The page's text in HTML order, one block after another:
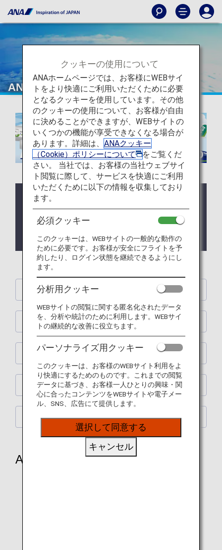
ANA Future Promise Jet & Prop
お知らせ
2023/10/23 ANA Future Promise Jet & Propの特設
サイトにリニューアルしました。
ANA Future Promise Jet & Prop
機内・機体
CO₂ 排出削減
販売グッズ
関連情報
ANA Future Promise Jet & Prop
クッキーの使用について
ANAホームページでは、お客様にWEBサイ
トをより快適にご利用いただくために必要
となるクッキーを使用しています。その他
のクッキーの使用について、お客様が自由
に決めることができますが、WEBサイトの
いくつかの機能が享受できなくなる場合が
あります。詳細は、 ANAクッキー
（Cookie）ポリシーについて
をご覧くだ
さい。 当社では、お客様の当社ウェブサイ
ト閲覧に際して、サービスを快適にご利用
いただくために以下の情報を収集しており
ます。
必須クッキー
このクッキーは、WEBサイトの一般的な動作の
ために必要です。お客様が安全にフライトを予
約したり、ログイン状態を継続できるようにし
ます。
分析用クッキー
WEBサイトの閲覧に関する匿名化されたデータ
を、分析や統計のために利用します。WEBサイ
トの継続的な改善に役立ちます。
パーソナライズ用クッキー
このクッキーは、お客様のWEBサイト利用をよ
り快適にするためのものです。これまでの閲覧
データに基づき、お客様一人ひとりの興味・関
心に合ったコンテンツをWEBサイトや電子メー
ル、SNS、広告にて提供します。
選択して同意する
キャンセル